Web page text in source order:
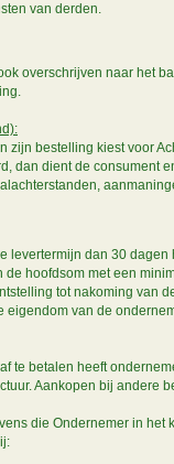
van derden.
overschrijven naar het
zijn bestelling kiest voor
dan dient de consument
levertermijn dan 30
hoofdsom met een
tot nakoming van
van de
te betalen heeft
Aankopen bij andere
die Ondernemer in